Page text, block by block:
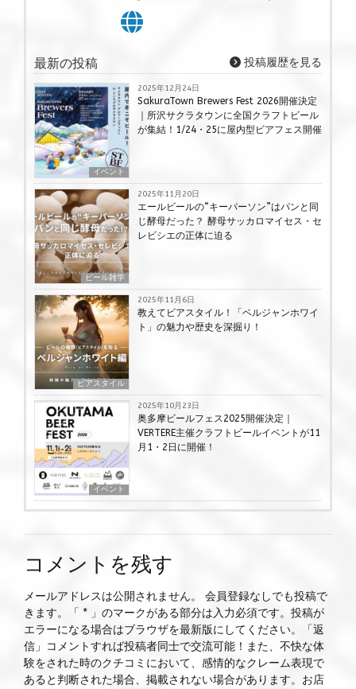
最新の投稿 投稿履歴を見る
イベント
2025年12月24日
SakuraTown Brewers Fest 2026開催決定
｜所沢サクラタウンに全国クラフトビール
が集結！1/24・25に屋内型ビアフェス開催
ビール雑学
2025年11月20日
エールビールの“キーパーソン”はパンと同
じ酵母だった？ 酵母サッカロマイセス・セ
レビシエの正体に迫る
ビアスタイル
2025年11月6日
教えてビアスタイル！「ベルジャンホワイ
ト」の魅力や歴史を深掘り！
イベント
2025年10月23日
奥多摩ビールフェス2025開催決定｜
VERTERE主催クラフトビールイベントが11
月1・2日に開催！
コメントを残す
メールアドレスは公開されません。 会員登録なしでも投稿で
きます。「 * 」のマークがある部分は入力必須です。投稿が
エラーになる場合はブラウザを最新版にしてください。「返
信」コメントすれば投稿者同士で交流可能！また、不快な体
験をされた時のクチコミにおいて、感情的なクレーム表現で
あると判断された場合、掲載されない場合があります。お店